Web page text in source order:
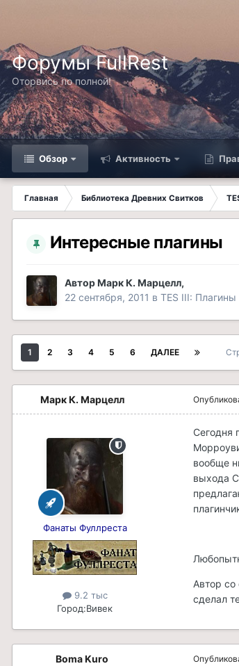
Форумы FullRest
Оторвись по полной!
Обзор Активность
Главная Библиотека Древних Свитков
Интересные плагины
АвторМарк К. Марцелл,
22 сентября, 2011 в TES III: Плагины
1 2 3 4 5 6 ДАЛЕЕ
Марк К. Марцелл
Фанаты Фуллреста
9.2 тыс
Город:Вивек
Сегодня
вообще
выхода
Автор
сделал
Boma Kuro